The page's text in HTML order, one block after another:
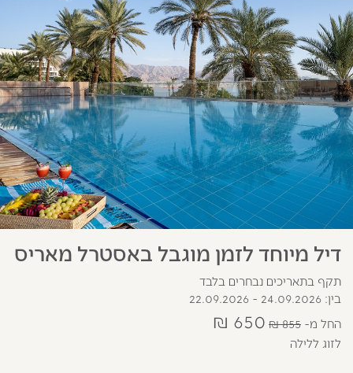
דיל מיוחד לזמן מוגבל באסטרל מאריס
תקף בתאריכים נבחרים בלבד
בין: 24.09.2026 - 22.09.2026
החל מ
855 ₪
650 ₪
לזוג ללילה